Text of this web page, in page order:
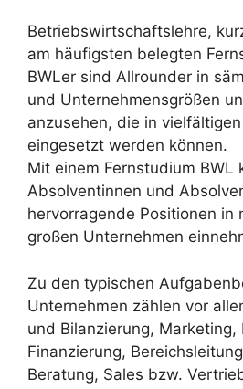
Betriebswirtschaftslehre,
am häufigsten belegten
BWLer sind Allrounder in
und Unternehmensgrößen
anzusehen, die in
eingesetzt werden können.
Mit einem Fernstudium BWL
Absolventinnen und
hervorragende Positionen in
großen Unternehmen
Zu den typischen
Unternehmen zählen vor
und Bilanzierung, Marketing,
Finanzierung,
Beratung, Sales bzw.